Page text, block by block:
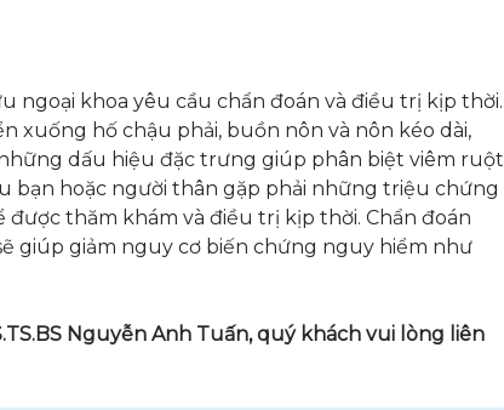
ngoại khoa yêu cầu chẩn đoán và điều trị kịp thời.
xuống hố chậu phải, buồn nôn và nôn kéo dài,
dấu hiệu đặc trưng giúp phân biệt viêm ruột
bạn hoặc người thân gặp phải những triệu chứng
được thăm khám và điều trị kịp thời. Chẩn đoán
giúp giảm nguy cơ biến chứng nguy hiểm như
Nguyễn Anh Tuấn, quý khách vui lòng liên